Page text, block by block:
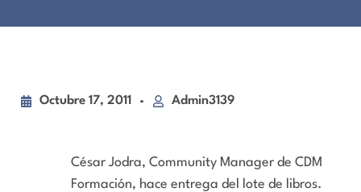
Octubre 17, 2011 Admin3139
César Jodra, Community Manager de CDM
Formación, hace entrega del lote de libros.